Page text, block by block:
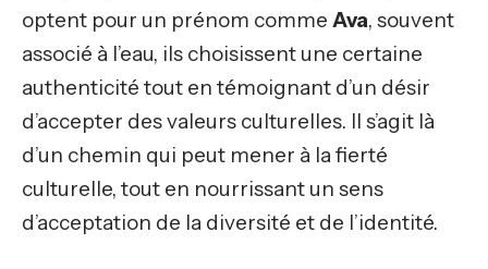
optent pour un prénom comme Ava, souvent
associé à l’eau, ils choisissent une certaine
authenticité tout en témoignant d’un désir
d’accepter des valeurs culturelles. Il s’agit là
d’un chemin qui peut mener à la fierté
culturelle, tout en nourrissant un sens
d’acceptation de la diversité et de l’identité.